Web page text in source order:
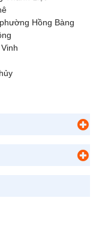
Hồng Bàng